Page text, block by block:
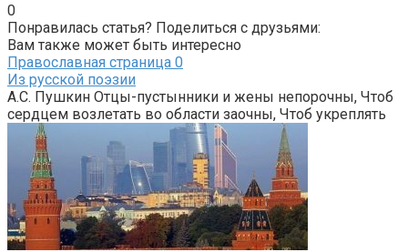
0
Понравилась статья? Поделиться с друзьями:
Вам также может быть интересно
Православная страница 0
Из русской поэзии
А.С. Пушкин Отцы-пустынники и жены непорочны, Чтоб
сердцем возлетать во области заочны, Чтоб укреплять